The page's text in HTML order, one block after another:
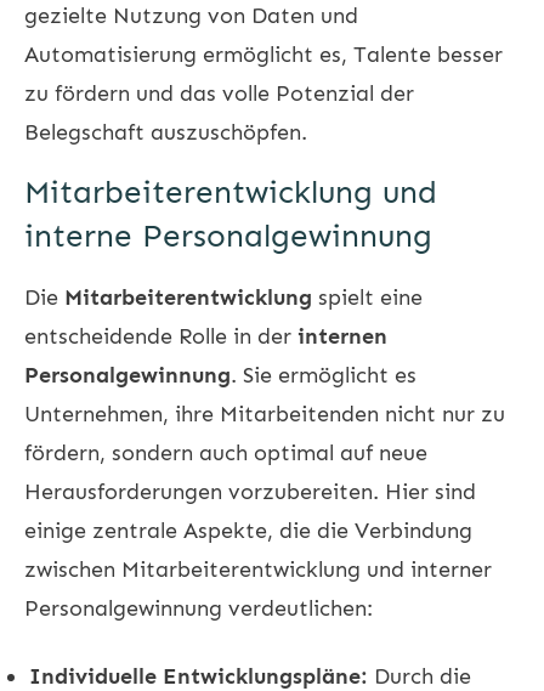
gezielte Nutzung von Daten und
Automatisierung ermöglicht es, Talente besser
zu fördern und das volle Potenzial der
Belegschaft auszuschöpfen.
Mitarbeiterentwicklung und
interne Personalgewinnung
Die Mitarbeiterentwicklung spielt eine
entscheidende Rolle in der internen
Personalgewinnung. Sie ermöglicht es
Unternehmen, ihre Mitarbeitenden nicht nur zu
fördern, sondern auch optimal auf neue
Herausforderungen vorzubereiten. Hier sind
einige zentrale Aspekte, die die Verbindung
zwischen Mitarbeiterentwicklung und interner
Personalgewinnung verdeutlichen:
Individuelle Entwicklungspläne: Durch die